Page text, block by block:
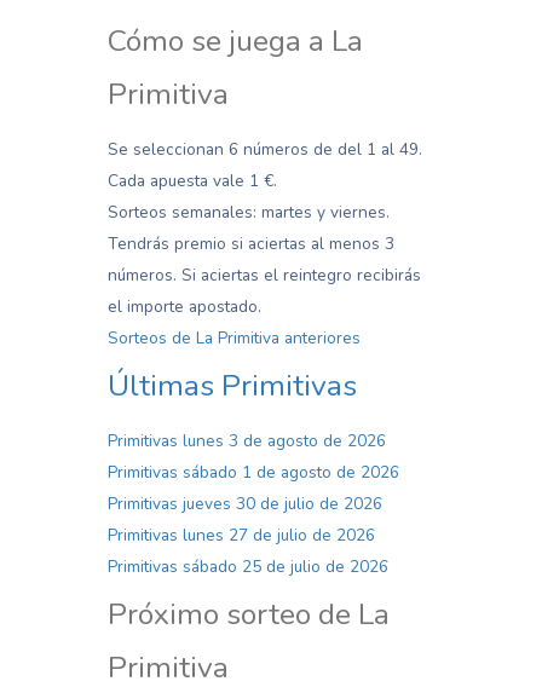
Cómo se juega a La
Primitiva
Se seleccionan 6 números de del 1 al 49.
Cada apuesta vale 1 €.
Sorteos semanales: martes y viernes.
Tendrás premio si aciertas al menos 3
números. Si aciertas el reintegro recibirás
el importe apostado.
Sorteos de La Primitiva anteriores
Últimas Primitivas
Primitivas lunes 3 de agosto de 2026
Primitivas sábado 1 de agosto de 2026
Primitivas jueves 30 de julio de 2026
Primitivas lunes 27 de julio de 2026
Primitivas sábado 25 de julio de 2026
Próximo sorteo de La
Primitiva